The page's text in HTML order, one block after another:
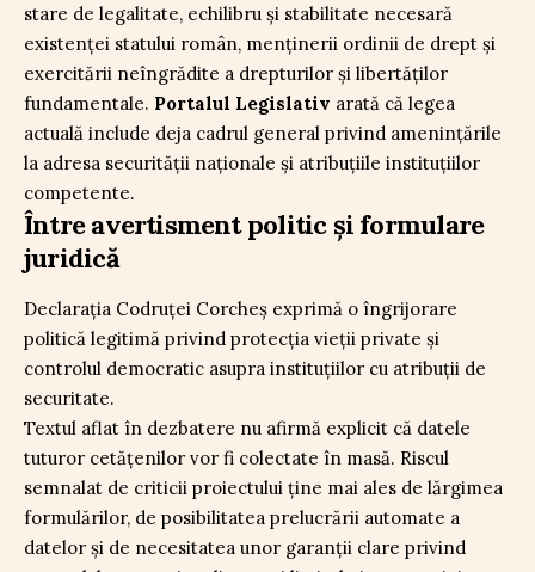
stare de legalitate, echilibru și stabilitate necesară
existenței statului român, menținerii ordinii de drept și
exercitării neîngrădite a drepturilor și libertăților
fundamentale. Portalul Legislativ arată că legea
actuală include deja cadrul general privind amenințările
la adresa securității naționale și atribuțiile instituțiilor
competente.
Între avertisment politic și formulare
juridică
Declarația Codruței Corcheș exprimă o îngrijorare
politică legitimă privind protecția vieții private și
controlul democratic asupra instituțiilor cu atribuții de
securitate.
Textul aflat în dezbatere nu afirmă explicit că datele
tuturor cetățenilor vor fi colectate în masă. Riscul
semnalat de criticii proiectului ține mai ales de lărgimea
formulărilor, de posibilitatea prelucrării automate a
datelor și de necesitatea unor garanții clare privind